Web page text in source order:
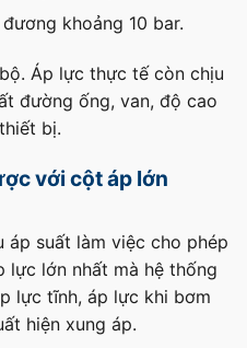
khoảng 10 bar.
Áp lực thực tế còn chịu
đường ống, van, độ cao
bị.
với cột áp lớn
áp suất làm việc cho phép
lực lớn nhất mà hệ thống
lực tĩnh, áp lực khi bơm
hiện xung áp.